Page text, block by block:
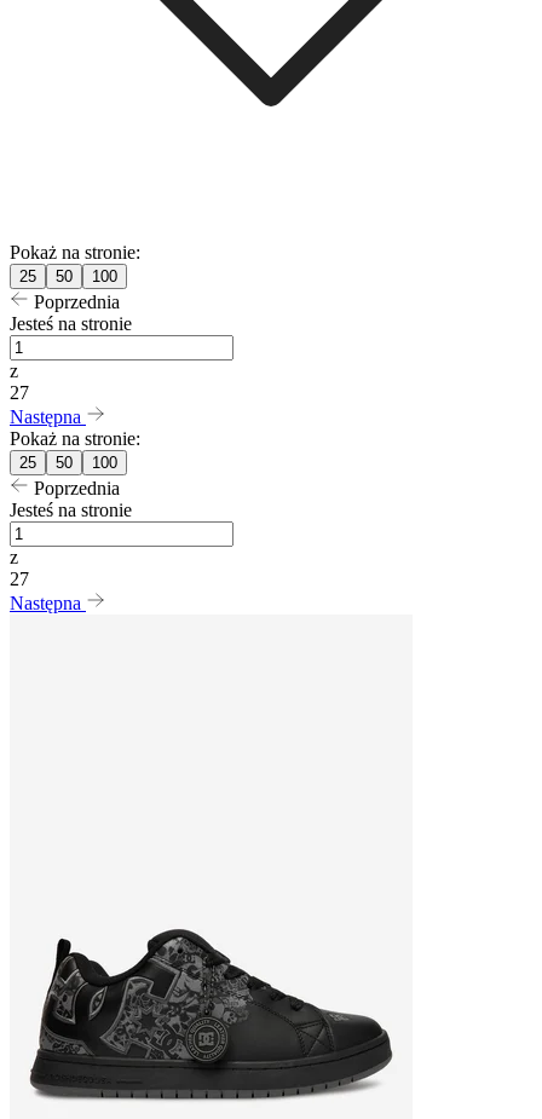
Pokaż na stronie:
25 50 100
Poprzednia
Jesteś na stronie
z
27
Następna
Pokaż na stronie:
25 50 100
Poprzednia
Jesteś na stronie
z
27
Następna